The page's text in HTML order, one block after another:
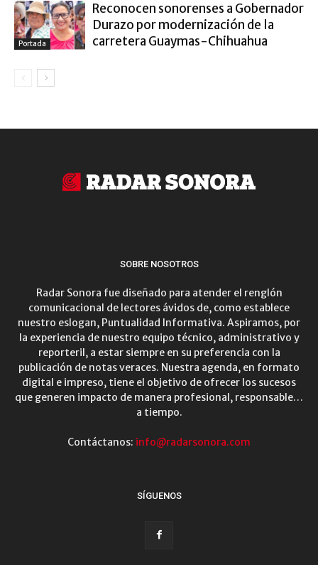
Portada
Reconocen sonorenses a Gobernador
Durazo por modernización de la
carretera Guaymas-Chihuahua
SOBRE NOSOTROS
Radar Sonora fue diseñado para atender el renglón
comunicacional de lectores ávidos de, como establece
nuestro eslogan, Puntualidad Informativa. Aspiramos, por
la experiencia de nuestro equipo técnico, administrativo y
reporteril, a estar siempre en su preferencia con la
publicación de notas veraces. Nuestra agenda, en formato
digital e impreso, tiene el objetivo de ofrecer los sucesos
que generen impacto de manera profesional, responsable…
a tiempo.
Contáctanos: info@radarsonora.com
SÍGUENOS